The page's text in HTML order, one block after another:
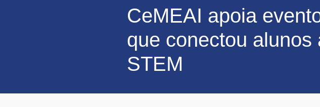
CeMEAI apoia
que conectou alunos
STEM